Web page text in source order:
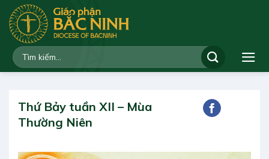
qua
dung
Thứ Bảy tuần XII – Mùa
Thường Niên